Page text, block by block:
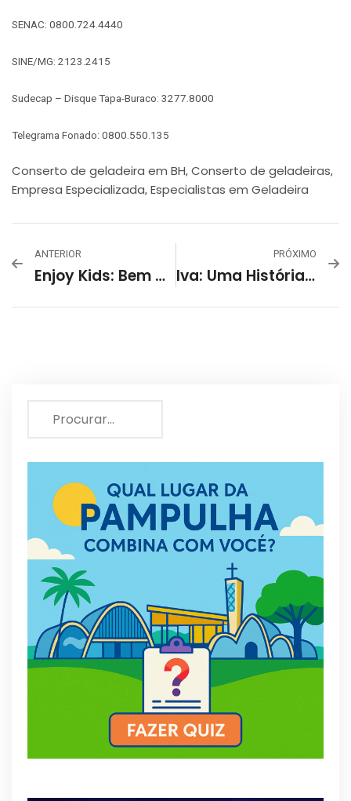
SENAC: 0800.724.4440
SINE/MG: 2123.2415
Sudecap – Disque Tapa-Buraco: 3277.8000
Telegrama Fonado: 0800.550.135
Conserto de geladeira em BH, Conserto de geladeiras,
Empresa Especializada, Especialistas em Geladeira
ANTERIOR
Enjoy Kids: Bem Vindo Ao Novo!
PRÓXIMO
Iva: Uma História De Sucesso E Superação